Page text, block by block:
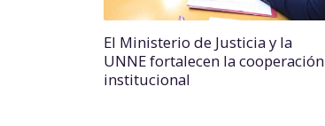
El Ministerio de Justicia y la
UNNE fortalecen la cooperación
institucional